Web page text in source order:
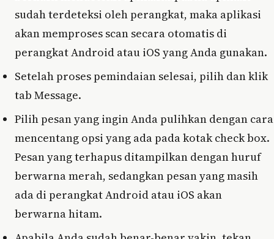
sudah terdeteksi oleh perangkat, maka aplikasi
akan memproses scan secara otomatis di
perangkat Android atau iOS yang Anda gunakan.
Setelah proses pemindaian selesai, pilih dan klik
tab Message.
Pilih pesan yang ingin Anda pulihkan dengan cara
mencentang opsi yang ada pada kotak check box.
Pesan yang terhapus ditampilkan dengan huruf
berwarna merah, sedangkan pesan yang masih
ada di perangkat Android atau iOS akan
berwarna hitam.